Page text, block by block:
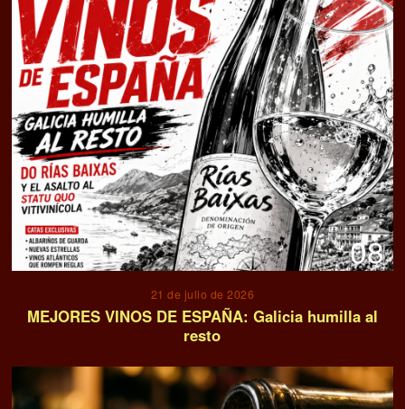
08
21 de julio de 2026
MEJORES VINOS DE ESPAÑA: Galicia humilla al
resto